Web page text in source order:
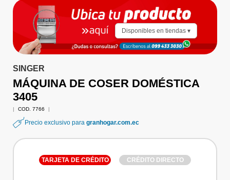
Disponibles en tiendas ▾
SINGER
MÁQUINA DE COSER DOMÉSTICA
3405
| COD. 7766 |
Precio exclusivo para granhogar.com.ec
TARJETA DE CRÉDITO CRÉDITO DIRECTO